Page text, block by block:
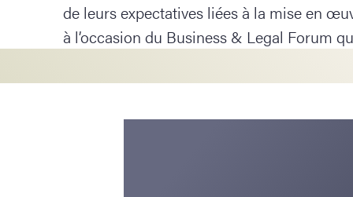
de leurs expectatives liées à la mise en
à l’occasion du Business & Legal Forum